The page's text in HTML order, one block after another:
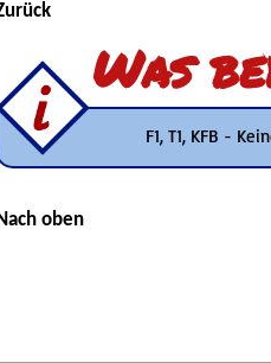
Was
F1, T1, KFB -
Nach oben